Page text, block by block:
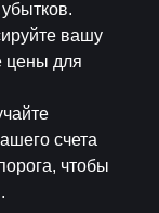
вашу
цены для
счета
чтобы